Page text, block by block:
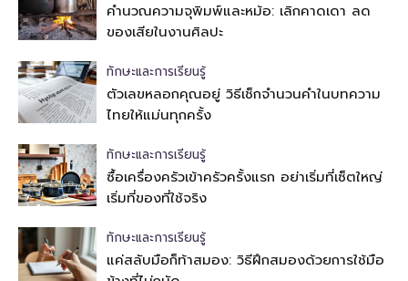
คำนวณความจุพิมพ์และหม้อ: เลิกคาดเดา ลด
ของเสียในงานศิลปะ
ทักษะและการเรียนรู้
ตัวเลขหลอกคุณอยู่ วิธีเช็กจำนวนคำในบทความ
ไทยให้แม่นทุกครั้ง
ทักษะและการเรียนรู้
ซื้อเครื่องครัวเข้าครัวครั้งแรก อย่าเริ่มที่เซ็ตใหญ่
เริ่มที่ของที่ใช้จริง
ทักษะและการเรียนรู้
แค่สลับมือก็ท้าสมอง: วิธีฝึกสมองด้วยการใช้มือ